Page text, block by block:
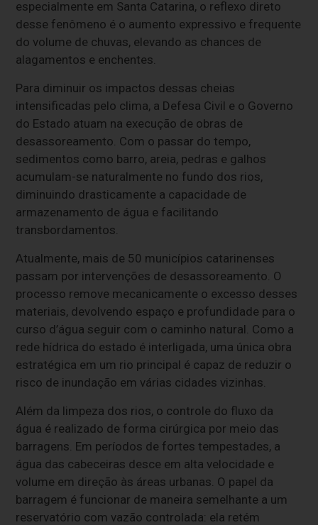
especialmente em Santa Catarina, o reflexo direto
desse fenômeno é o aumento expressivo e frequente
do volume de chuvas, elevando as chances de
alagamentos e enchentes.
Para diminuir os impactos dessas cheias
intensificadas pelo clima, a Defesa Civil e o Governo
do Estado atuam na execução de obras de
desassoreamento. Com o passar do tempo,
sedimentos como barro, areia, pedras e galhos
acumulam-se naturalmente no fundo dos rios,
diminuindo drasticamente a capacidade de
armazenamento de água e facilitando
transbordamentos.
Atualmente, mais de 50 municípios catarinenses
passam por intervenções de desassoreamento. O
processo remove mecanicamente o excesso desses
materiais, devolvendo espaço e profundidade para o
curso d’água seguir com o caminho natural. Como a
rede hídrica do estado é interligada, uma única obra
estratégica em um rio principal é capaz de reduzir o
risco de inundação em várias cidades vizinhas.
Além da limpeza dos rios, o controle do fluxo da
água é realizado de forma cirúrgica por meio das
barragens. Em períodos de fortes tempestades, a
água das cabeceiras desce em alta velocidade e
volume em direção às áreas urbanas. O papel da
barragem é funcionar de maneira semelhante a um
reservatório com vazão controlada: ela retém